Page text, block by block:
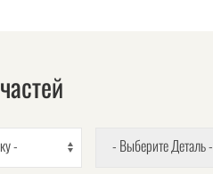
- - Выберите Деталь -